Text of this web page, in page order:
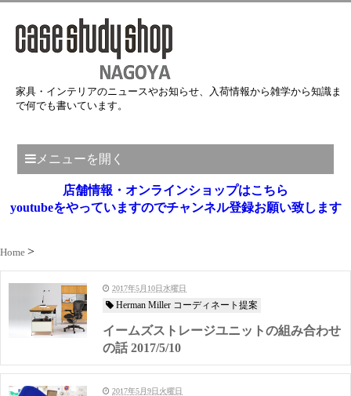
家具・インテリアのニュースやお知らせ、入荷情報から雑学から知識ま
で何でも書いています。
メニューを開く
店舗情報・オンラインショップはこちら
youtubeをやっていますのでチャンネル登録お願い致します
Home
2017年5月10日水曜日
Herman Miller コーディネート提案
イームズストレージユニットの組み合わせ
の話 2017/5/10
2017年5月9日火曜日